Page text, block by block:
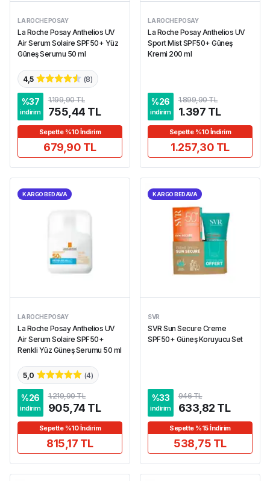
LA ROCHE POSAY
La Roche Posay Anthelios UV
Air Serum Solaire SPF50+ Yüz
Güneş Serumu 50 ml
4,5 (8)
%37
indirim
1.199,90 TL
755,44 TL
Sepette %10 İndirim
679,90 TL
LA ROCHE POSAY
La Roche Posay Anthelios UV
Sport Mist SPF50+ Güneş
Kremi 200 ml
%26
indirim
1.899,90 TL
1.397 TL
Sepette %10 İndirim
1.257,30 TL
KARGO BEDAVA
LA ROCHE POSAY
La Roche Posay Anthelios UV
Air Serum Solaire SPF50+
Renkli Yüz Güneş Serumu 50 ml
5,0 (4)
%26
indirim
1.219,90 TL
905,74 TL
Sepette %10 İndirim
815,17 TL
KARGO BEDAVA
SVR
SVR Sun Secure Creme
SPF50+ Güneş Koruyucu Set
%33
indirim
946 TL
633,82 TL
Sepette %15 İndirim
538,75 TL